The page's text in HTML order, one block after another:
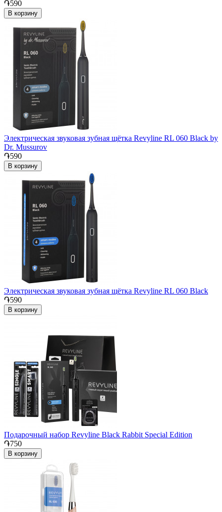
֏590
В корзину
Электрическая звуковая зубная щётка Revyline RL 060 Black by
Dr. Mussurov
֏590
В корзину
Электрическая звуковая зубная щётка Revyline RL 060 Black
֏590
В корзину
Подарочный набор Revyline Black Rabbit Special Edition
֏750
В корзину